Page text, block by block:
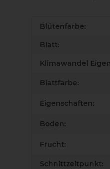
Produkteigenschaft
Wert
Blütenfarbe:
Blatt:
Klimawandel
Blattfarbe:
Eigenschaften:
Boden:
Frucht:
Schnittzeitpunkt: